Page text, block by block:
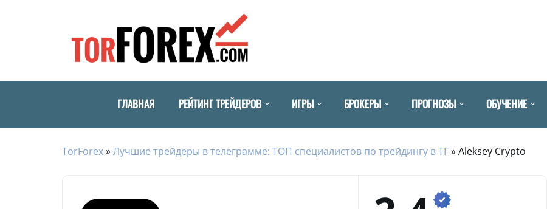
ГЛАВНАЯ РЕЙТИНГ ТРЕЙДЕРОВ ИГРЫ БРОКЕРЫ ПРОГНОЗЫ ОБУЧЕНИЕ
TorForex»Лучшие трейдеры в телеграмме: ТОП специалистов по трейдингу в ТГ»Aleksey Crypto